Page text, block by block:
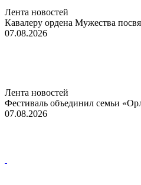
Лента новостей
Кавалеру ордена Мужества
07.08.2026
Лента новостей
Фестиваль объединил семьи
07.08.2026